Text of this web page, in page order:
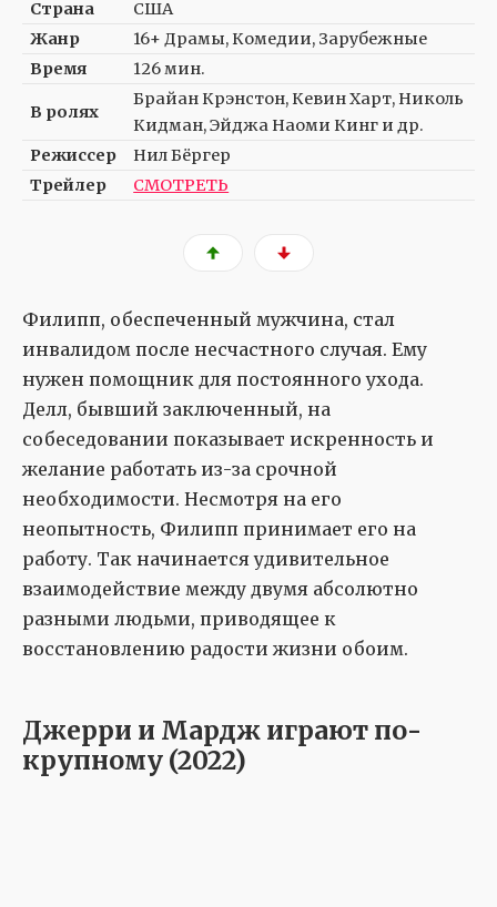
Страна
США
Жанр
16+ Драмы, Комедии, Зарубежные
Время
126 мин.
В ролях
Брайан Крэнстон, Кевин Харт, Николь
Кидман, Эйджа Наоми Кинг и др.
Режиссер
Нил Бёргер
Трейлер
СМОТРЕТЬ
Филипп, обеспеченный мужчина, стал
инвалидом после несчастного случая. Ему
нужен помощник для постоянного ухода.
Делл, бывший заключенный, на
собеседовании показывает искренность и
желание работать из-за срочной
необходимости. Несмотря на его
неопытность, Филипп принимает его на
работу. Так начинается удивительное
взаимодействие между двумя абсолютно
разными людьми, приводящее к
восстановлению радости жизни обоим.
Джерри и Мардж играют по-
крупному (2022)